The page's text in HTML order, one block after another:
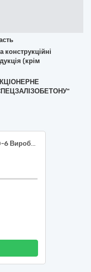
конструкційні
(крім
Зварювальні електроди, 44310000-6 Вироби з дроту